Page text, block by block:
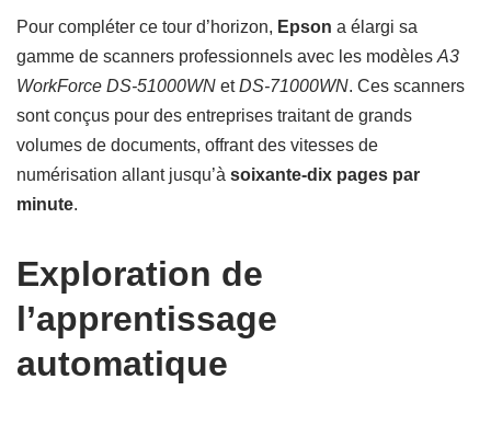
Pour compléter ce tour d’horizon, Epson a élargi sa
gamme de scanners professionnels avec les modèles A3
WorkForce DS-51000WN etDS-71000WN. Ces scanners
sont conçus pour des entreprises traitant de grands
volumes de documents, offrant des vitesses de
numérisation allant jusqu’à soixante-dix pages par
minute.
Exploration de
l’apprentissage
automatique